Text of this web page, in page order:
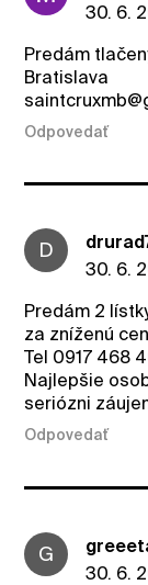
30. 6.
Predám
Bratislava
Odpovedať
D
30. 6.
Predám 2
za zníženú
Tel 0917 468
Najlepšie
seriózni
Odpovedať
G
30. 6.